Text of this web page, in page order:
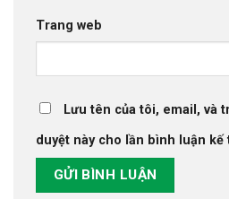
Trang web
Lưu tên của tôi, email, và
duyệt này cho lần bình luận kế